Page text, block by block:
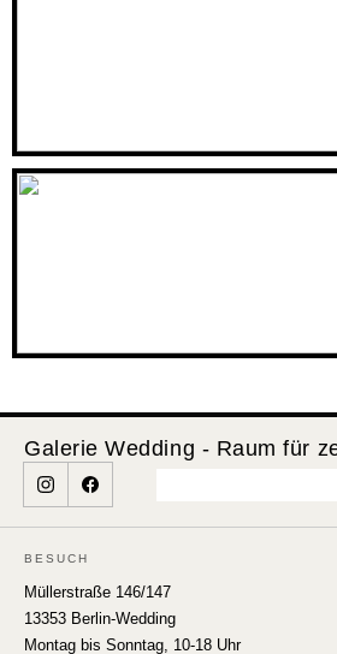
BESUCH
Müllerstraße 146/147
13353 Berlin-Wedding
Montag bis Sonntag, 10-18 Uhr